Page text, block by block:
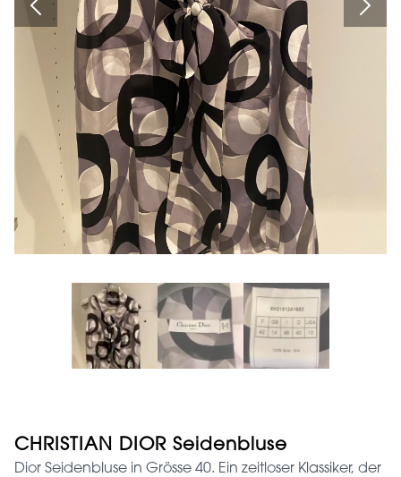
CHRISTIAN DIOR Seidenbluse
Dior Seidenbluse in Grösse 40. Ein zeitloser Klassiker, der